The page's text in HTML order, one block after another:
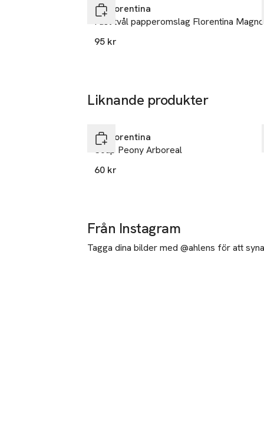
Hjärt noter:
hemligheterna
La Florentina
Fast tvål papperomslag Florentina
95 kr
Liknande produkter
La Florentina
Soap Peony Arboreal
60 kr
Från Instagram
Tagga dina bilder med @ahlens för att